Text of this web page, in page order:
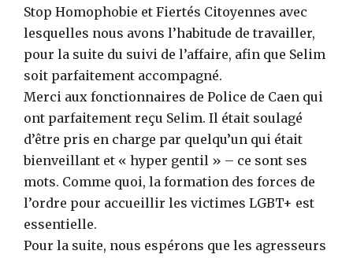
Stop Homophobie et Fiertés Citoyennes avec
lesquelles nous avons l’habitude de travailler,
pour la suite du suivi de l’affaire, afin que Selim
soit parfaitement accompagné.
Merci aux fonctionnaires de Police de Caen qui
ont parfaitement reçu Selim. Il était soulagé
d’être pris en charge par quelqu’un qui était
bienveillant et « hyper gentil » – ce sont ses
mots. Comme quoi, la formation des forces de
l’ordre pour accueillir les victimes LGBT+ est
essentielle.
Pour la suite, nous espérons que les agresseurs